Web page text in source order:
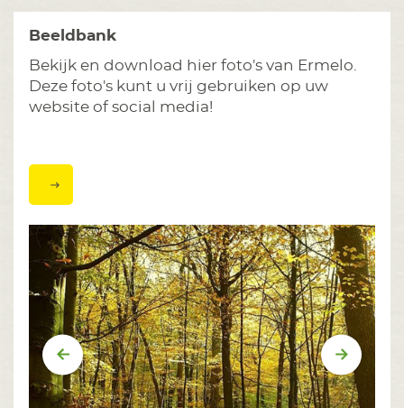
Beeldbank
Bekijk en download hier foto's van Ermelo.
Deze foto's kunt u vrij gebruiken op uw
website of social media!
Vorige